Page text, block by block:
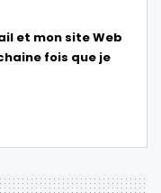
et mon site Web
fois que je